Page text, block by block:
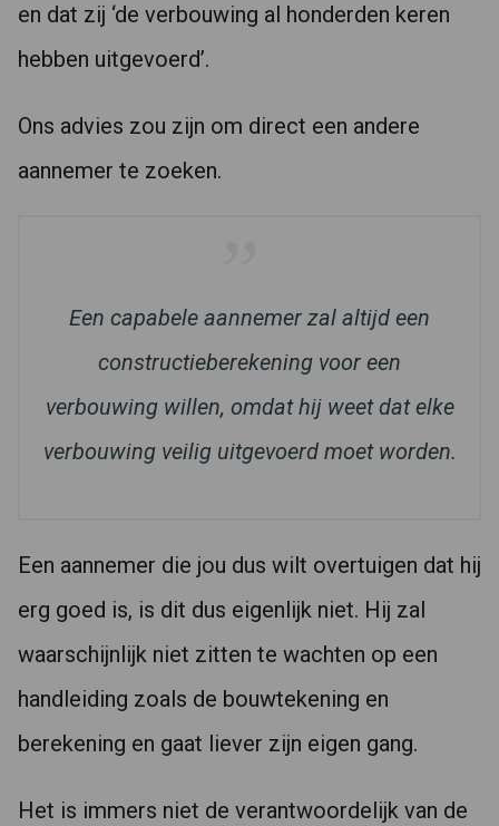
en dat zij ‘de verbouwing al honderden keren
hebben uitgevoerd’.
Ons advies zou zijn om direct een andere
aannemer te zoeken.
Een capabele aannemer zal altijd een
constructieberekening voor een
verbouwing willen, omdat hij weet dat elke
verbouwing veilig uitgevoerd moet worden.
Een aannemer die jou dus wilt overtuigen dat hij
erg goed is, is dit dus eigenlijk niet. Hij zal
waarschijnlijk niet zitten te wachten op een
handleiding zoals de bouwtekening en
berekening en gaat liever zijn eigen gang.
Het is immers niet de verantwoordelijk van de